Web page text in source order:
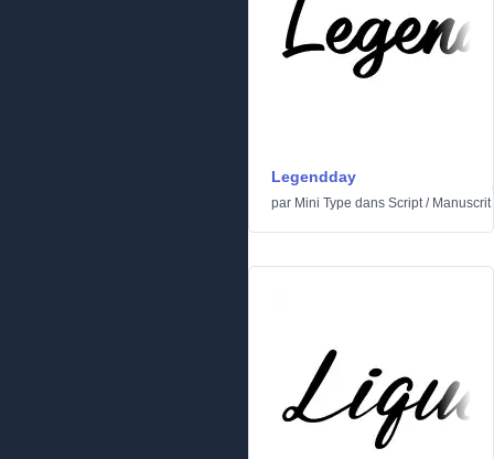
Legendday
par Mini Type dans Script/ Manuscrit